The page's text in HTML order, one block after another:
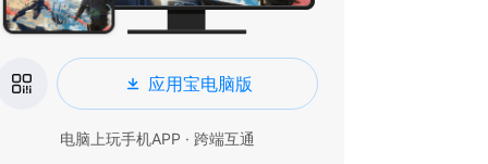
应用宝电脑版
电脑上玩手机APP · 跨端互通